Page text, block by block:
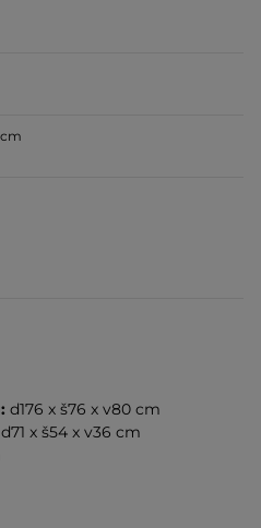
d176 x š76 x v80 cm
d71 x š54 x v36 cm